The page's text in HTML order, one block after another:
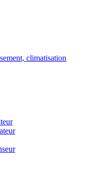
climatisation